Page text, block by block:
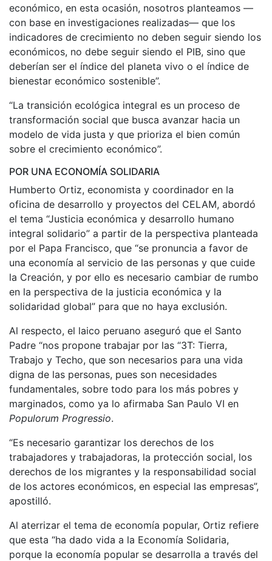
económico, en esta ocasión, nosotros planteamos —
con base en investigaciones realizadas— que los
indicadores de crecimiento no deben seguir siendo los
económicos, no debe seguir siendo el PIB, sino que
deberían ser el índice del planeta vivo o el índice de
bienestar económico sostenible”.
“La transición ecológica integral es un proceso de
transformación social que busca avanzar hacia un
modelo de vida justa y que prioriza el bien común
sobre el crecimiento económico”.
POR UNA ECONOMÍA SOLIDARIA
Humberto Ortiz, economista y coordinador en la
oficina de desarrollo y proyectos del CELAM, abordó
el tema “Justicia económica y desarrollo humano
integral solidario” a partir de la perspectiva planteada
por el Papa Francisco, que “se pronuncia a favor de
una economía al servicio de las personas y que cuide
la Creación, y por ello es necesario cambiar de rumbo
en la perspectiva de la justicia económica y la
solidaridad global” para que no haya exclusión.
Al respecto, el laico peruano aseguró que el Santo
Padre “nos propone trabajar por las “3T: Tierra,
Trabajo y Techo, que son necesarios para una vida
digna de las personas, pues son necesidades
fundamentales, sobre todo para los más pobres y
marginados, como ya lo afirmaba San Paulo VI en
Populorum Progressio.
“Es necesario garantizar los derechos de los
trabajadores y trabajadoras, la protección social, los
derechos de los migrantes y la responsabilidad social
de los actores económicos, en especial las empresas”,
apostilló.
Al aterrizar el tema de economía popular, Ortiz refiere
que esta “ha dado vida a la Economía Solidaria,
porque la economía popular se desarrolla a través del